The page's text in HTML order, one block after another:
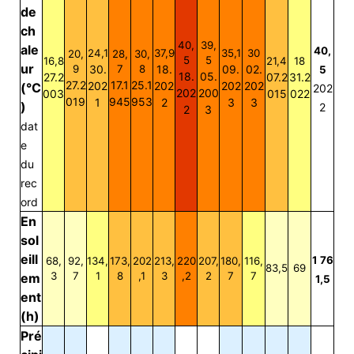
de
ch
ale
ur
(°C
)
dat
e
du
rec
ord
16,8
27.2
003
20,
9
27.2
019
24,1
30.
202
1
28,
7
17.1
945
30,
8
25.1
953
37,9
18.
202
2
40,
5
18.
202
2
39,
5
05.
200
3
35,1
09.
202
3
30
02.
202
3
21,4
07.2
015
18
31.2
022
40,
5
202
2
En
sol
eill
em
ent
(h)
68,
3
92,
7
134,
1
173,
8
202
,1
213,
3
220
,2
207,
2
180,
7
116,
7
83,5 69
1 76
1,5
Pré